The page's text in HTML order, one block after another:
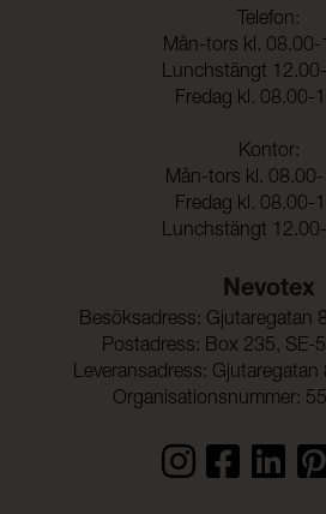
Färghärdighet mot
ISO 105-
Anfärgning multifiberväv:
5
Färghärdighet mot
(ISO
Färghärdighet mot svett: (ISO 105-
Anfärgning, multifiberväv: 5
Färgändring: 5
Telefon:
Mån-tors kl. 08.00-
Lunchstängt
Fredag kl. 08.00-
Kontor:
Mån-tors kl.
Fredag kl. 08.00-
Lunchstängt
Nevotex
Besöksadress: Gjutaregatan
Postadress: Box 235, SE-
Leveransadress:
Organisationsnummer: